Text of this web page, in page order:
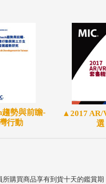
高階產品成為消費者的
的低價筆記型電腦則成
定位與價格可能較高，
城市發展。例如，印尼
發展良好的二三線城市
消費者較樂於花錢建立個
說市場較容易掌握。
勢與前瞻-
行動
▲2017 AR/
選
購買商品享有到貨十天的鑑賞